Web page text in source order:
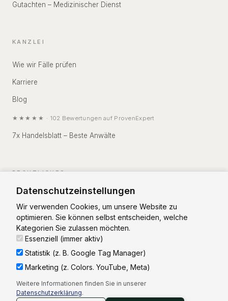
Gutachten – Medizinischer Dienst
KANZLEI
Wie wir Fälle prüfen
Karriere
Blog
★★★★★ · 102 Bewertungen auf ProvenExpert
7x Handelsblatt – Beste Anwälte
RECHTLICHES
Impressum
Datenschutz
Vorstand: RA Christian Zierhut
Aufsichtsrat: RA Thorsten Weinsdörfer (Vorsitz)
Datenschutzeinstellungen
Wir verwenden Cookies, um unsere Website zu
optimieren. Sie können selbst entscheiden, welche
Kategorien Sie zulassen möchten.
Essenziell (immer aktiv)
Statistik (z. B. Google Tag Manager)
Marketing (z. Colors. YouTube, Meta)
Weitere Informationen finden Sie in unserer
Datenschutzerklärung.